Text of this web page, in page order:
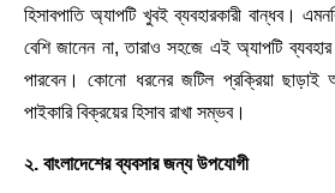
হিসাবপাতি অ্যাপটি খুবই ব্যবহারকারী বান্ধব।
বেশি জানেন না, তারাও সহজে এই অ্যাপটি ব্যবহার
পারবেন। কোনো ধরনের জটিল প্রক্রিয়া ছাড়াই
পাইকারি বিক্রয়ের হিসাব রাখা সম্ভব।
২. বাংলাদেশের ব্যবসার জন্য উপযোগী